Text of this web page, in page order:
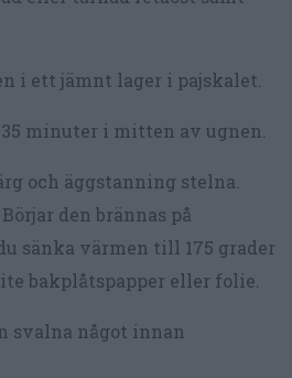
i ett jämnt lager i pajskalet.
35 minuter i mitten av ugnen.
och äggstanning stelna.
den brännas på
sänka värmen till 175 grader
bakplåtspapper eller folie.
svalna något innan